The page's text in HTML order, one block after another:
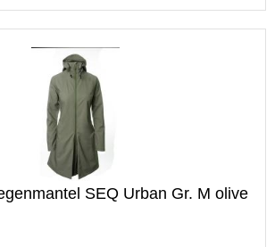
SEQ Urban Gr. M olive